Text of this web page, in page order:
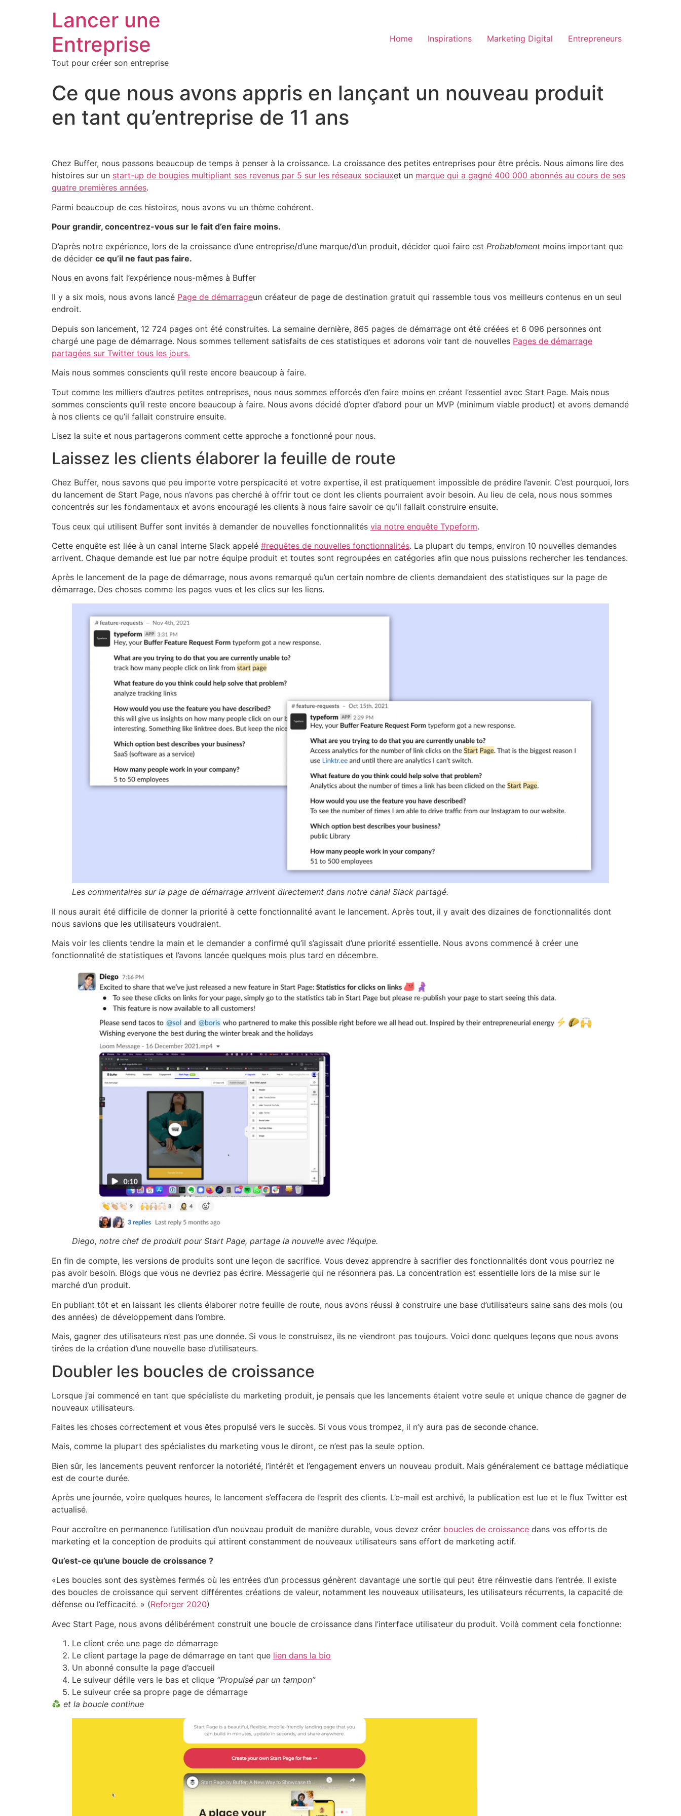
Lancer une
Entreprise
Tout pour créer son entreprise
Home Inspirations Marketing Digital Entrepreneurs
Ce que nous avons appris en lançant un nouveau produit
en tant qu’entreprise de 11 ans
Chez Buffer, nous passons beaucoup de temps à penser à la croissance. La croissance des petites entreprises pour être précis. Nous aimons lire des
histoires sur un start-up de bougies multipliant ses revenus par 5 sur les réseaux sociauxet un marque qui a gagné 400 000 abonnés au cours de ses
quatre premières années.
Parmi beaucoup de ces histoires, nous avons vu un thème cohérent.
Pour grandir, concentrez-vous sur le fait d’en faire moins.
D’après notre expérience, lors de la croissance d’une entreprise/d’une marque/d’un produit, décider quoi faire est Probablement moins important que
de décider ce qu’il ne faut pas faire.
Nous en avons fait l’expérience nous-mêmes à Buffer
Il y a six mois, nous avons lancé Page de démarrageun créateur de page de destination gratuit qui rassemble tous vos meilleurs contenus en un seul
endroit.
Depuis son lancement, 12 724 pages ont été construites. La semaine dernière, 865 pages de démarrage ont été créées et 6 096 personnes ont
chargé une page de démarrage. Nous sommes tellement satisfaits de ces statistiques et adorons voir tant de nouvelles Pages de démarrage
partagées sur Twitter tous les jours.
Mais nous sommes conscients qu’il reste encore beaucoup à faire.
Tout comme les milliers d’autres petites entreprises, nous nous sommes efforcés d’en faire moins en créant l’essentiel avec Start Page. Mais nous
sommes conscients qu’il reste encore beaucoup à faire. Nous avons décidé d’opter d’abord pour un MVP (minimum viable product) et avons demandé
à nos clients ce qu’il fallait construire ensuite.
Lisez la suite et nous partagerons comment cette approche a fonctionné pour nous.
Laissez les clients élaborer la feuille de route
Chez Buffer, nous savons que peu importe votre perspicacité et votre expertise, il est pratiquement impossible de prédire l’avenir. C’est pourquoi, lors
du lancement de Start Page, nous n’avons pas cherché à offrir tout ce dont les clients pourraient avoir besoin. Au lieu de cela, nous nous sommes
concentrés sur les fondamentaux et avons encouragé les clients à nous faire savoir ce qu’il fallait construire ensuite.
Tous ceux qui utilisent Buffer sont invités à demander de nouvelles fonctionnalités via notre enquête Typeform.
Cette enquête est liée à un canal interne Slack appelé #requêtes de nouvelles fonctionnalités. La plupart du temps, environ 10 nouvelles demandes
arrivent. Chaque demande est lue par notre équipe produit et toutes sont regroupées en catégories afin que nous puissions rechercher les tendances.
Après le lancement de la page de démarrage, nous avons remarqué qu’un certain nombre de clients demandaient des statistiques sur la page de
démarrage. Des choses comme les pages vues et les clics sur les liens.
Les commentaires sur la page de démarrage arrivent directement dans notre canal Slack partagé.
Il nous aurait été difficile de donner la priorité à cette fonctionnalité avant le lancement. Après tout, il y avait des dizaines de fonctionnalités dont
nous savions que les utilisateurs voudraient.
Mais voir les clients tendre la main et le demander a confirmé qu’il s’agissait d’une priorité essentielle. Nous avons commencé à créer une
fonctionnalité de statistiques et l’avons lancée quelques mois plus tard en décembre.
Diego, notre chef de produit pour Start Page, partage la nouvelle avec l’équipe.
En fin de compte, les versions de produits sont une leçon de sacrifice. Vous devez apprendre à sacrifier des fonctionnalités dont vous pourriez ne
pas avoir besoin. Blogs que vous ne devriez pas écrire. Messagerie qui ne résonnera pas. La concentration est essentielle lors de la mise sur le
marché d’un produit.
En publiant tôt et en laissant les clients élaborer notre feuille de route, nous avons réussi à construire une base d’utilisateurs saine sans des mois (ou
des années) de développement dans l’ombre.
Mais, gagner des utilisateurs n’est pas une donnée. Si vous le construisez, ils ne viendront pas toujours. Voici donc quelques leçons que nous avons
tirées de la création d’une nouvelle base d’utilisateurs.
Doubler les boucles de croissance
Lorsque j’ai commencé en tant que spécialiste du marketing produit, je pensais que les lancements étaient votre seule et unique chance de gagner de
nouveaux utilisateurs.
Faites les choses correctement et vous êtes propulsé vers le succès. Si vous vous trompez, il n’y aura pas de seconde chance.
Mais, comme la plupart des spécialistes du marketing vous le diront, ce n’est pas la seule option.
Bien sûr, les lancements peuvent renforcer la notoriété, l’intérêt et l’engagement envers un nouveau produit. Mais généralement ce battage médiatique
est de courte durée.
Après une journée, voire quelques heures, le lancement s’effacera de l’esprit des clients. L’e-mail est archivé, la publication est lue et le flux Twitter est
actualisé.
Pour accroître en permanence l’utilisation d’un nouveau produit de manière durable, vous devez créer boucles de croissance dans vos efforts de
marketing et la conception de produits qui attirent constamment de nouveaux utilisateurs sans effort de marketing actif.
Qu’est-ce qu’une boucle de croissance ?
«Les boucles sont des systèmes fermés où les entrées d’un processus génèrent davantage une sortie qui peut être réinvestie dans l’entrée. Il existe
des boucles de croissance qui servent différentes créations de valeur, notamment les nouveaux utilisateurs, les utilisateurs récurrents, la capacité de
défense ou l’efficacité. » (Reforger 2020)
Avec Start Page, nous avons délibérément construit une boucle de croissance dans l’interface utilisateur du produit. Voilà comment cela fonctionne:
Le client crée une page de démarrage
Le client partage la page de démarrage en tant que lien dans la bio
Un abonné consulte la page d’accueil
Le suiveur défile vers le bas et clique “Propulsé par un tampon”
Le suiveur crée sa propre page de démarrage
et la boucle continue